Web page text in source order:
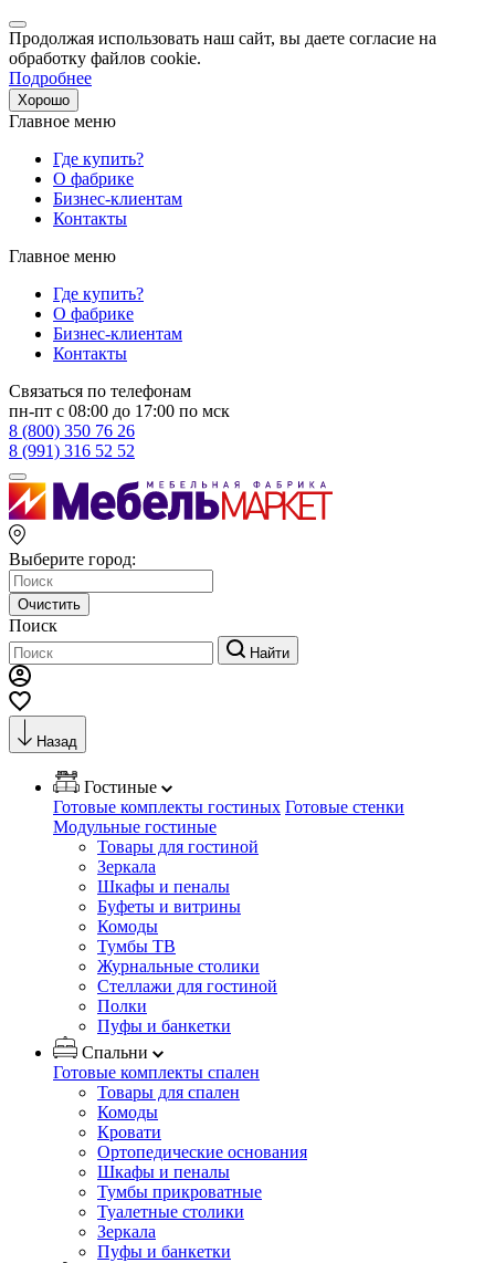
Продолжая использовать наш сайт, вы даете согласие на
обработку файлов cookie.
Подробнее
Хорошо
Главное меню
Где купить?
О фабрике
Бизнес-клиентам
Контакты
Главное меню
Где купить?
О фабрике
Бизнес-клиентам
Контакты
Связаться по телефонам
пн-пт с 08:00 до 17:00 по мск
8 (800) 350 76 26
8 (991) 316 52 52
Выберите город:
Очистить
Поиск
Найти
Назад
Гостиные
Готовые комплекты гостиных Готовые стенки
Модульные гостиные
Товары для гостиной
Зеркала
Шкафы и пеналы
Буфеты и витрины
Комоды
Тумбы ТВ
Журнальные столики
Стеллажи для гостиной
Полки
Пуфы и банкетки
Спальни
Готовые комплекты спален
Товары для спален
Комоды
Кровати
Ортопедические основания
Шкафы и пеналы
Тумбы прикроватные
Туалетные столики
Зеркала
Пуфы и банкетки